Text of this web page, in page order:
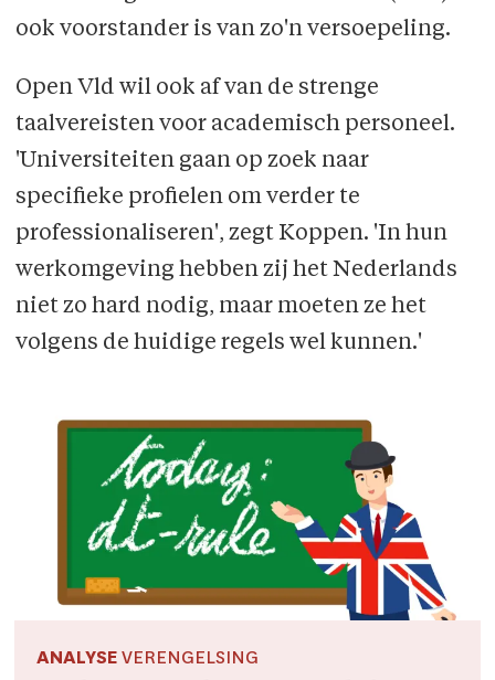
ook voorstander is van zo'n versoepeling.
Open Vld wil ook af van de strenge
taalvereisten voor academisch personeel.
'Universiteiten gaan op zoek naar
specifieke profielen om verder te
professionaliseren', zegt Koppen. 'In hun
werkomgeving hebben zij het Nederlands
niet zo hard nodig, maar moeten ze het
volgens de huidige regels wel kunnen.'
ANALYSEVERENGELSING